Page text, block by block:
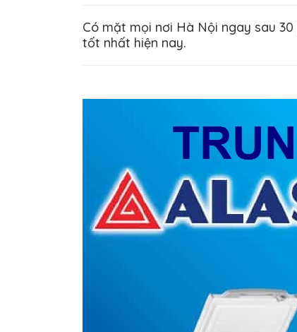
Có mặt mọi nơi Hà Nội ngay sau
tốt nhất hiện nay.